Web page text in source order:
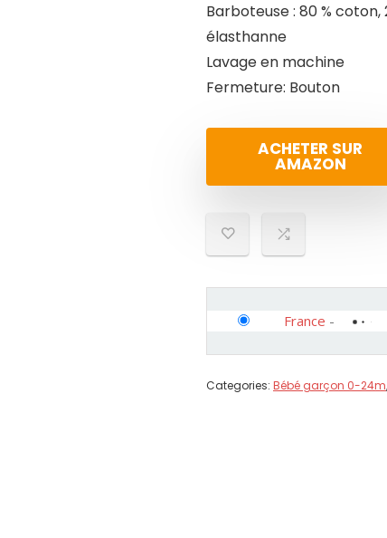
Barboteuse : 80 % coton,
élasthanne
Lavage en machine
Fermeture: Bouton
ACHETER SUR
AMAZON
France -
Categories: Bébé garçon 0-24m